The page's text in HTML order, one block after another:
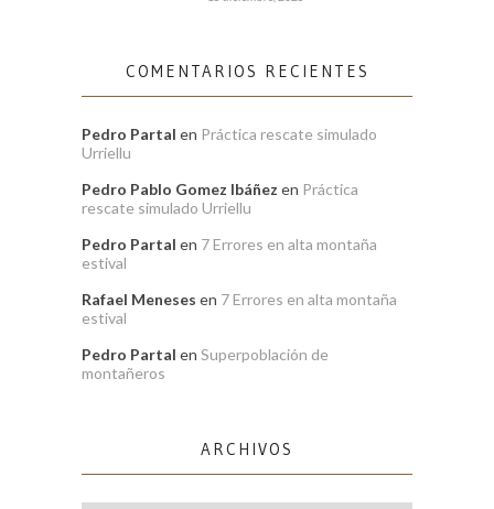
COMENTARIOS RECIENTES
Pedro Partal en Práctica rescate simulado
Urriellu
Pedro Pablo Gomez Ibáñez en Práctica
rescate simulado Urriellu
Pedro Partal en 7 Errores en alta montaña
estival
Rafael Meneses en 7 Errores en alta montaña
estival
Pedro Partal en Superpoblación de
montañeros
ARCHIVOS